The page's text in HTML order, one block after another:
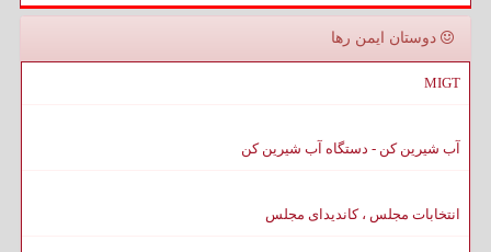
دوستان ایمن رها
MIGT
آب شیرین کن - دستگاه آب شیرین کن
انتخابات مجلس ، کاندیدای مجلس